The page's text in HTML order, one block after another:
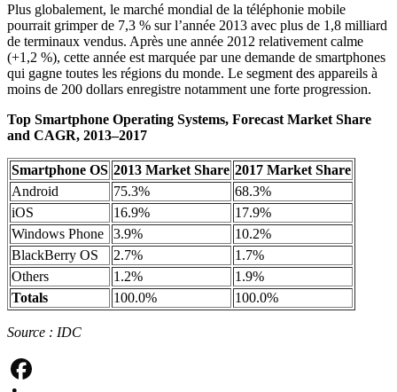
Plus globalement, le marché mondial de la téléphonie mobile
pourrait grimper de 7,3 % sur l’année 2013 avec plus de 1,8 milliard
de terminaux vendus. Après une année 2012 relativement calme
(+1,2 %), cette année est marquée par une demande de smartphones
qui gagne toutes les régions du monde. Le segment des appareils à
moins de 200 dollars enregistre notamment une forte progression.
Top Smartphone Operating Systems, Forecast Market Share
and CAGR, 2013–2017
Smartphone OS 2013 Market Share 2017 Market Share
Android
75.3%
68.3%
iOS
16.9%
17.9%
Windows Phone
3.9%
10.2%
BlackBerry OS
2.7%
1.7%
Others
1.2%
1.9%
Totals
100.0% 100.0%
Source : IDC